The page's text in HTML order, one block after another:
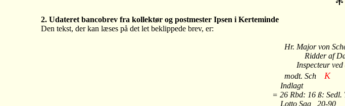
2. Udateret bancobrev fra kollektør og postmester Ipsen i Kerteminde
Den tekst, der kan læses på det let beklippede brev, er:
Hr. Major von
Ridder af
Inspecteur ved
modt. Sch K
Indlagt
= 26 Rbd: 16 ß: Sedl.
Lotto Sag 20-90